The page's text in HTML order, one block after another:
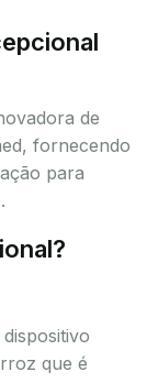
de
fornecendo
para
que é